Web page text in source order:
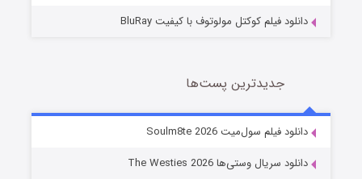
خاندان اژدها فصل ۳
دانلود فیلم کوکتل مولوتوف با کیفیت BluRay
جدیدترین پست‌ها
دانلود فیلم سول‌میت Soulm8te 2026
دانلود سریال وستی‌ها The Westies 2026